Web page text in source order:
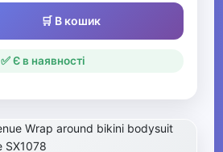
🛒 В кошик
✅ Є в наявності